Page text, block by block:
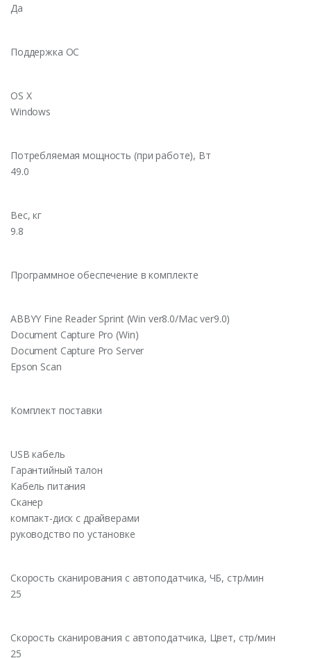
Да
Поддержка ОС
OS X
Windows
Потребляемая мощность (при работе), Вт
49.0
Вес, кг
9.8
Программное обеспечение в комплекте
ABBYY Fine Reader Sprint (Win ver8.0/Mac ver9.0)
Document Capture Pro (Win)
Document Capture Pro Server
Epson Scan
Комплект поставки
USB кабель
Гарантийный талон
Кабель питания
Сканер
компакт-диск с драйверами
руководство по установке
Скорость сканирования с автоподатчика, ЧБ, стр/мин
25
Скорость сканирования с автоподатчика, Цвет, стр/мин
25